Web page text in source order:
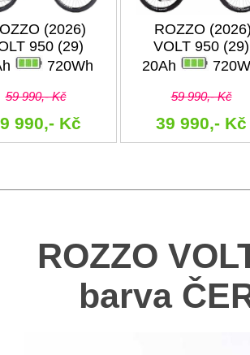
(2026)
950 (29)
720Wh
59 990,- Kč
990,- Kč
ROZZO
VOLT 950 (29)
20Ah
59 990,- Kč
39 990,- Kč
ROZZO
barva